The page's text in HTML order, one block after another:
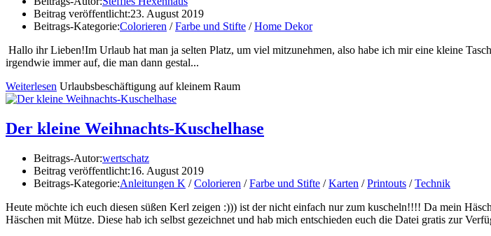
Beitrag veröffentlicht:23. August 2019
Beitrags-Kategorie:Colorieren / Farbe und Stifte / Home Dekor
Hallo ihr Lieben!Im Urlaub hat man ja selten Platz, um viel mitzunehmen, also habe ich mir eine kleine
irgendwie immer auf, die man dann gestal...
Weiterlesen Urlaubsbeschäftigung auf kleinem Raum
Der kleine Weihnachts-Kuschelhase
Beitrags-Autor:wertschatz
Beitrag veröffentlicht:16. August 2019
Beitrags-Kategorie:Anleitungen K / Colorieren / Farbe und Stifte / Karten / Printouts / Technik
Heute möchte ich euch diesen süßen Kerl zeigen :))) ist der nicht einfach nur zum kuscheln!!!! Da mein
Häschen mit Mütze. Diese hab ich selbst gezeichnet und hab mich entschieden euch die Datei gratis zur